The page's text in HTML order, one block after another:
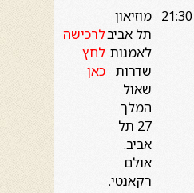
21:30 מוזיאון
תל אביב
לאמנות
שדרות
שאול
המלך
27 תל
אביב.
אולם
רקאנטי.
לרכישה
לחץ
כאן